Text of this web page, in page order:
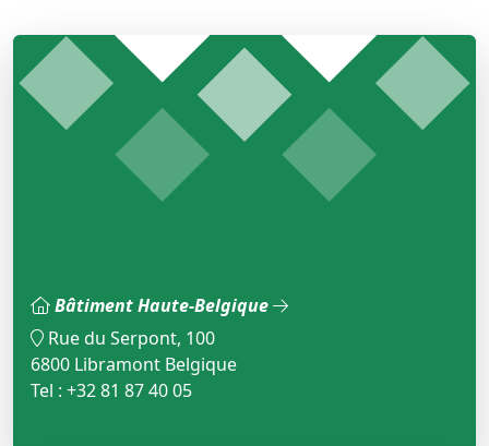
Bâtiment Haute-Belgique
Rue du Serpont, 100
6800 Libramont Belgique
Tel : +32 81 87 40 05